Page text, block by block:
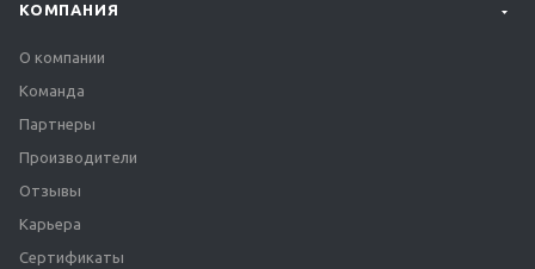
КОМПАНИЯ
О компании
Команда
Партнеры
Производители
Отзывы
Карьера
Сертификаты